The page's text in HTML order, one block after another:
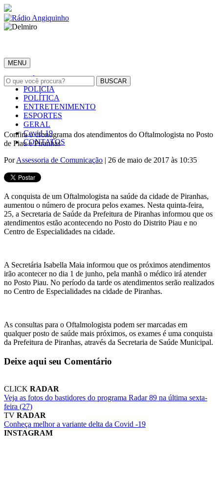
MENU
INÍCIO
POLÍCIA
POLÍTICA
ENTRETENIMENTO
ESPORTES
GERAL
Covid-19
CONTATOS
Confira o cronograma dos atendimentos do Oftalmologista no Posto
de Piau e Piranhas
PorAssessoria de Comunicação | 26 de maio de 2017 às 10:35
A conquista de um Oftalmologista na saúde da cidade de Piranhas,
aumentou o número de procura pelos exames. Nesta quinta-feira,
25, a Secretaria de Saúde da Prefeitura de Piranhas informou que os
atendimentos estão acontecendo no Posto do Distrito Piau e no
Centro de Especialidades na cidade.
A Secretária Isabella Maia informou que os próximos atendimentos
irão acontecer no dia 1 de junho, pela manhã o médico irá atender
no Posto Piau. No período da tarde os atendimentos serão realizados
no Centro de Especialidades na cidade de Piranhas.
As consultas para o Oftalmologista podem ser marcadas em
qualquer posto de saúde mais próximos, os exames é uma conquista
da Prefeitura de Piranhas, através da Secretaria de Saúde Municipal.
Deixe aqui seu Comentário
CLICK RADAR
Veja as fotos do bastidores do programa Radar 89 na última sexta-
feira (27)
TV RADAR
Conheça melhor a variante delta da Covid -19
INSTAGRAM